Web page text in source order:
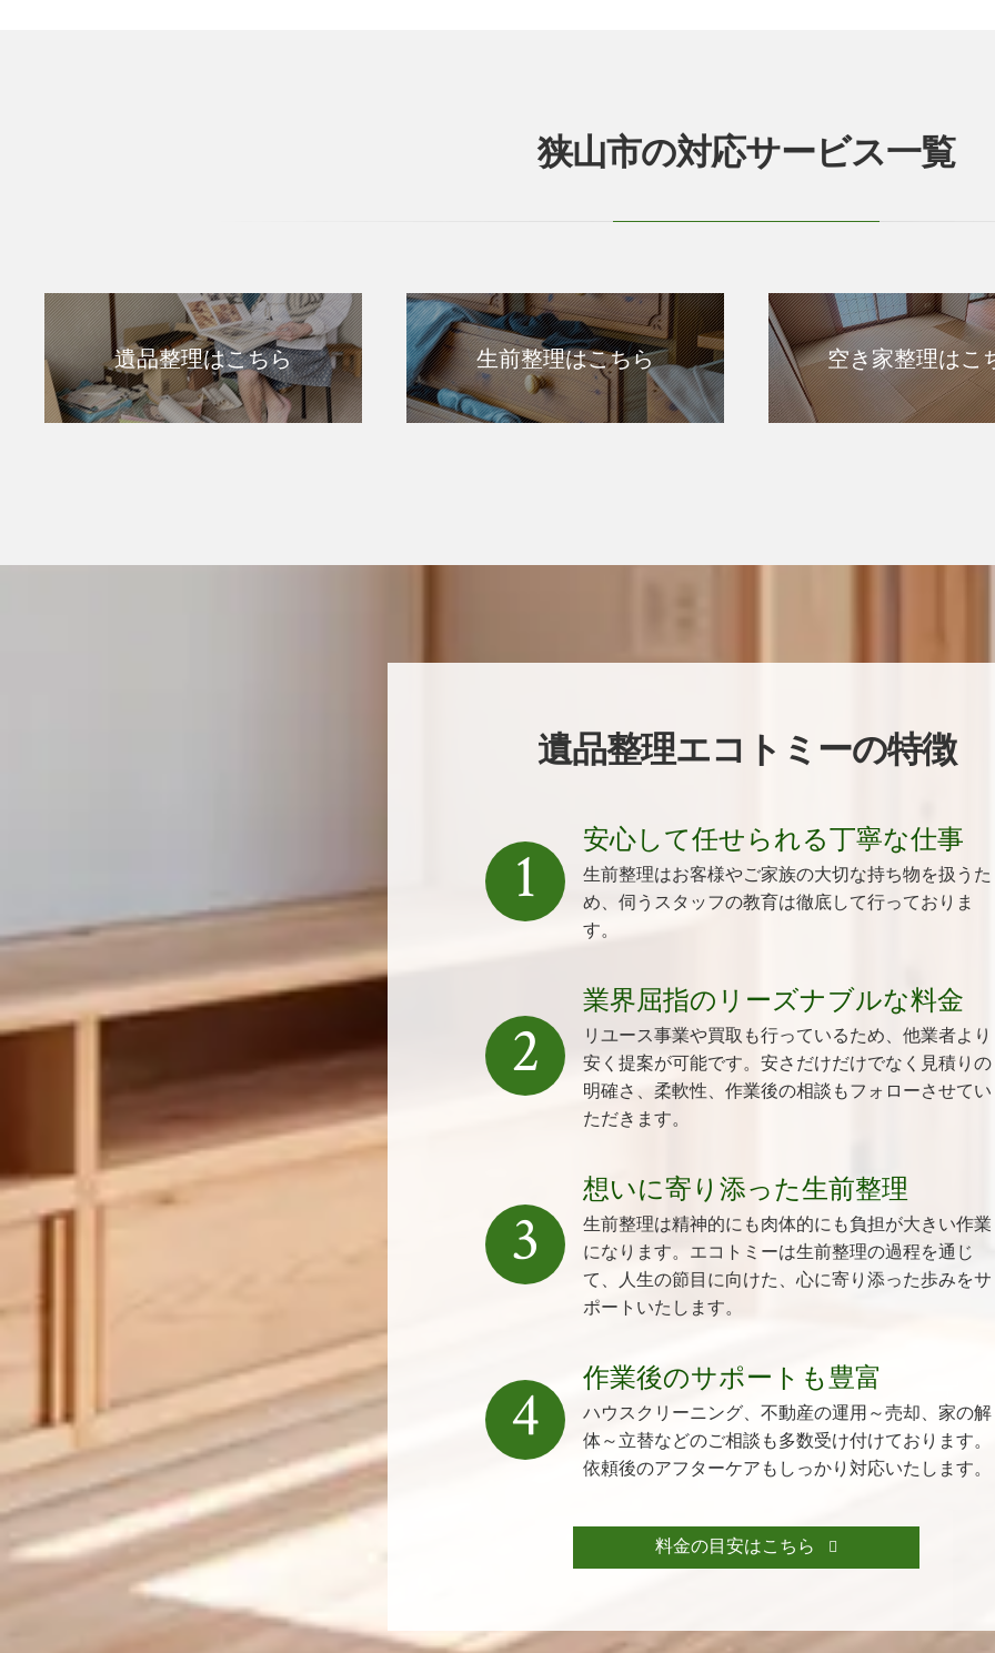
狭山市の対応サービス一覧
遺品整理はこちら 生前整理はこちら 空き家整理はこ
遺品整理エコトミーの特徴
安心して任せられる丁寧な仕事
生前整理はお客様やご家族の大切な持ち物を扱うた
め、伺うスタッフの教育は徹底して行っておりま
す。
1
業界屈指のリーズナブルな料金
リユース事業や買取も行っているため、他業者より
安く提案が可能です。安さだけだけでなく見積りの
明確さ、柔軟性、作業後の相談もフォローさせてい
ただきます。
2
想いに寄り添った生前整理
生前整理は精神的にも肉体的にも負担が大きい作業
になります。エコトミーは生前整理の過程を通じ
て、人生の節目に向けた、心に寄り添った歩みをサ
ポートいたします。
3
作業後のサポートも豊富
ハウスクリーニング、不動産の運用～売却、家の解
体～立替などのご相談も多数受け付けております。
依頼後のアフターケアもしっかり対応いたします。
4
料金の目安はこちら